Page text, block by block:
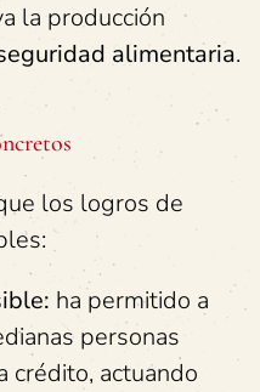
la producción
alimentaria.
los logros de
ha permitido a
personas
crédito, actuando